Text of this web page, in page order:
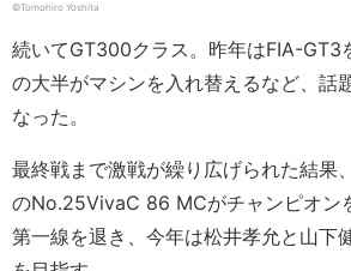
©︎Tomohiro Yoshita
続いてGT300クラス。昨年はFIA-GT3
の大半がマシンを入れ替えるなど、話
なった。
最終戦まで激戦が繰り広げられた結果
のNo.25VivaC 86 MCがチャンピオン
第一線を退き、今年は松井孝允と山下